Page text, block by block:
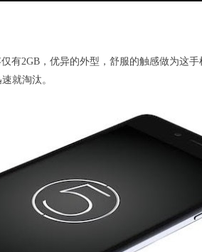
有2GB，优异的外型，舒服的触感做为这
就淘汰。